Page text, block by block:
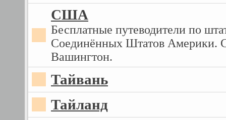
США
Бесплатные путеводители по
Соединённых Штатов Америки.
Вашингтон.
Тайвань
Тайланд